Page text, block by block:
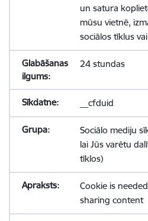
un satura
mūsu vietnē,
sociālos tīklus
24 stundas
__cfduid
Sociālo mediju
lai Jūs varētu
tīklos)
Cookie is
sharing content